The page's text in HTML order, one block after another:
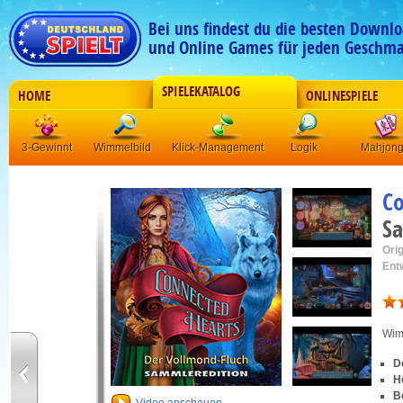
Bei uns findest du die besten
und Online Games für jeden
HOME SPIELEKATALOG ONLINESPIELE
3-Gewinnt Wimmelbild Klick-Management Logik Mahjong